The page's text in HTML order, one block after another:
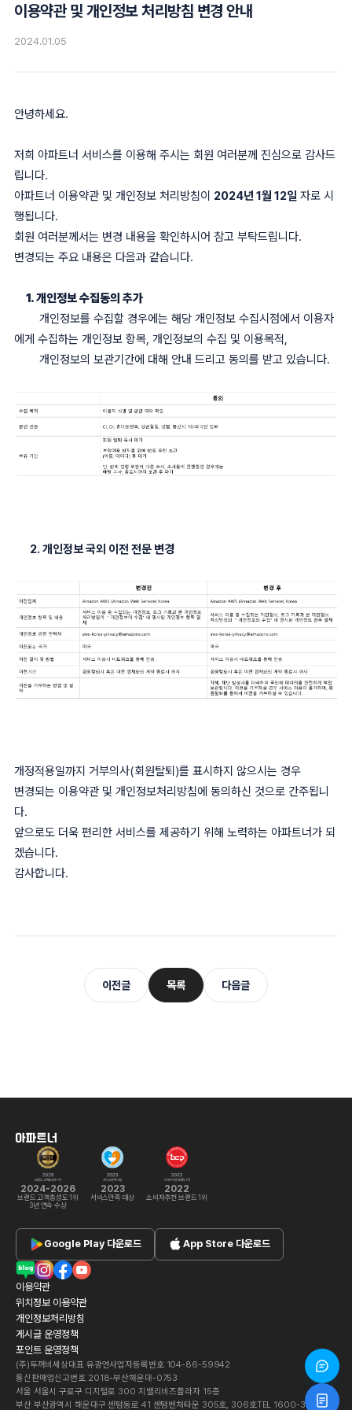
이용약관 및 개인정보 처리방침 변경 안내
2024.01.05
안녕하세요.
저희 아파트너 서비스를 이용해 주시는 회원 여러분께 진심으로 감사드
립니다.
아파트너 이용약관 및 개인정보 처리방침이 2024년1월 12일 자로 시
행됩니다.
회원 여러분께서는 변경 내용을 확인하시어 참고 부탁드립니다.
변경되는 주요 내용은 다음과 같습니다.
1. 개인정보 수집동의 추가
개인정보를 수집할 경우에는 해당 개인정보 수집시점에서 이용자
에게 수집하는 개인정보 항목, 개인정보의 수집 및 이용목적,
개인정보의 보관기간에 대해 안내 드리고 동의를 받고 있습니다.
2. 개인정보국외 이전 전문 변경
개정적용일까지 거부의사(회원탈퇴)를 표시하지 않으시는 경우
변경되는 이용약관 및 개인정보처리방침에 동의하신 것으로 간주됩니
다.
앞으로도 더욱 편리한 서비스를 제공하기 위해 노력하는 아파트너가 되
겠습니다.
감사합니다.
이전글 목록 다음글
2024-2026
브랜드 고객충성도 1위
3년 연속 수상
2023
서비스만족 대상
2022
소비자추천 브랜드 1위
Google Play 다운로드 App Store 다운로드
이용약관
위치정보 이용약관
개인정보처리방침
게시글 운영정책
포인트 운영정책
(주)두꺼비세상대표 유광연사업자등록번호 104-86-59942
통신판매업신고번호 2018-부산해운대-0753
서울 서울시 구로구 디지털로 300 지밸리비즈플라자 15층
부산 부산광역시 해운대구 센텀동로 41 센텀벤처타운 305호, 306호TEL 1600-3123